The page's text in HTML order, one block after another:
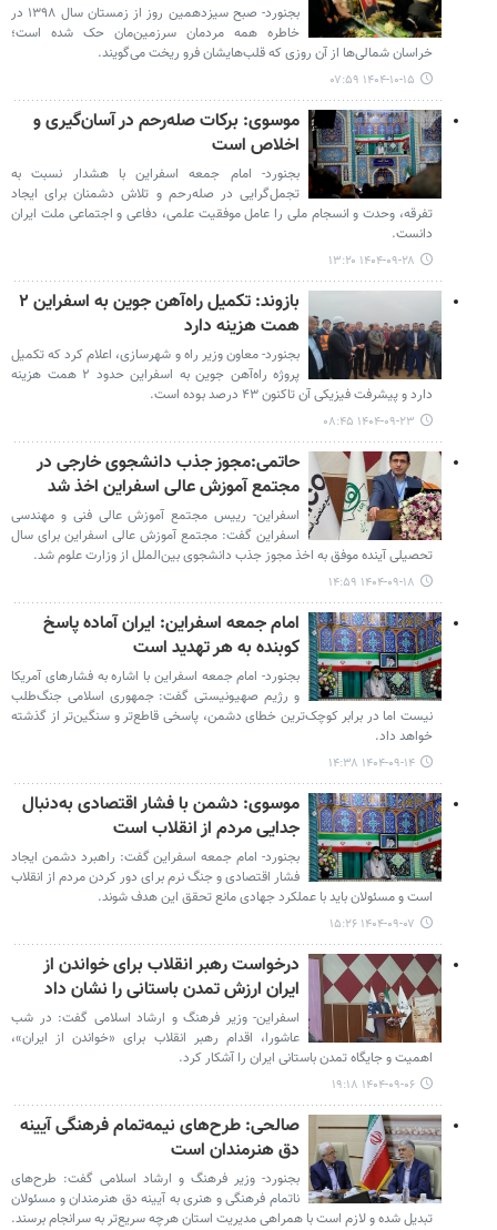
بجنورد- صبح سیزدهمین روز از زمستان سال ۱۳۹۸ در
خاطره همه مردمان سرزمین‌مان حک شده است؛
خراسان شمالی‌ها از آن روزی که قلب‌هایشان فرو ریخت می‌گویند.
۱۴۰۴-۱۰-۱۵ ۰۷:۵۹
موسوی: برکات صله‌رحم در آسان‌گیری و
اخلاص است
بجنورد- امام جمعه اسفراین با هشدار نسبت به
تجمل‌گرایی در صله‌رحم و تلاش دشمنان برای ایجاد
تفرقه، وحدت و انسجام ملی را عامل موفقیت علمی، دفاعی و اجتماعی ملت ایران
دانست.
۱۴۰۴-۰۹-۲۸ ۱۳:۲۰
بازوند: تکمیل راه‌آهن جوین به اسفراین ۲
همت هزینه دارد
بجنورد- معاون وزیر راه و شهرسازی، اعلام کرد که تکمیل
پروژه راه‌آهن جوین به اسفراین حدود ۲ همت هزینه
دارد و پیشرفت فیزیکی آن تاکنون ۴۳ درصد بوده است.
۱۴۰۴-۰۹-۲۳ ۰۸:۴۵
حاتمی:مجوز جذب دانشجوی خارجی در
مجتمع آموزش عالی اسفراین اخذ شد
اسفراین- رییس مجتمع آموزش عالی فنی و مهندسی
اسفراین گفت: مجتمع آموزش عالی اسفراین برای سال
تحصیلی آینده موفق به اخذ مجوز جذب دانشجوی بین‌الملل از وزارت علوم شد.
۱۴۰۴-۰۹-۱۸ ۱۴:۵۹
امام جمعه اسفراین: ایران آماده پاسخ
کوبنده به هر تهدید است
بجنورد- امام جمعه اسفراین با اشاره به فشارهای آمریکا
و رژیم صهیونیستی گفت: جمهوری اسلامی جنگ‌طلب
نیست اما در برابر کوچک‌ترین خطای دشمن، پاسخی قاطع‌تر و سنگین‌تر از گذشته
خواهد داد.
۱۴۰۴-۰۹-۱۴ ۱۴:۳۸
موسوی: دشمن با فشار اقتصادی به‌دنبال
جدایی مردم از انقلاب است
بجنورد- امام جمعه اسفراین گفت: راهبرد دشمن ایجاد
فشار اقتصادی و جنگ نرم برای دور کردن مردم از انقلاب
است و مسئولان باید با عملکرد جهادی مانع تحقق این هدف شوند.
۱۴۰۴-۰۹-۰۷ ۱۵:۲۶
درخواست رهبر انقلاب برای خواندن از
ایران ارزش تمدن باستانی را نشان داد
اسفراین- وزیر فرهنگ و ارشاد اسلامی گفت: در شب
عاشورا، اقدام رهبر انقلاب برای «خواندن از ایران»،
اهمیت و جایگاه تمدن باستانی ایران را آشکار کرد.
۱۴۰۴-۰۹-۰۶ ۱۹:۱۸
صالحی: طرح‌های نیمه‌تمام فرهنگی آیینه
دق هنرمندان است
بجنورد- وزیر فرهنگ و ارشاد اسلامی گفت: طرح‌های
ناتمام فرهنگی و هنری به آیینه دق هنرمندان و مسئولان
تبدیل شده و لازم است با همراهی مدیریت استان هرچه سریع‌تر به سرانجام برسند.